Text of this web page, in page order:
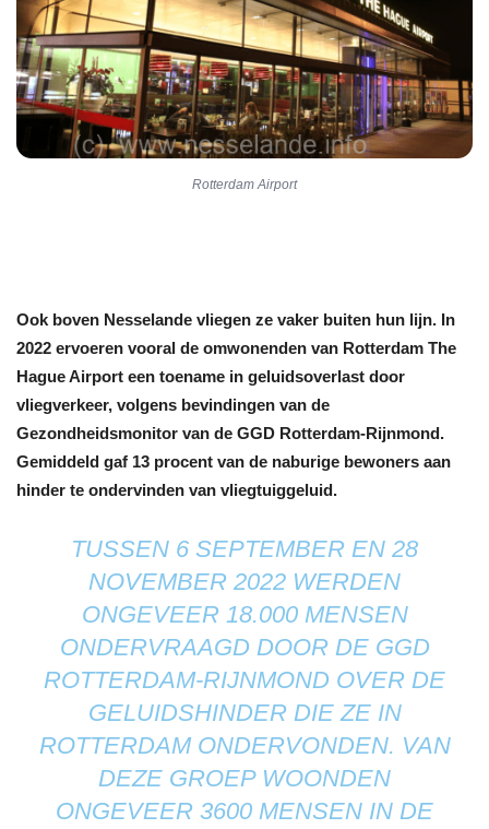
Rotterdam Airport
Ook boven Nesselande vliegen ze vaker buiten hun lijn. In
2022 ervoeren vooral de omwonenden van Rotterdam The
Hague Airport een toename in geluidsoverlast door
vliegverkeer, volgens bevindingen van de
Gezondheidsmonitor van de GGD Rotterdam-Rijnmond.
Gemiddeld gaf 13 procent van de naburige bewoners aan
hinder te ondervinden van vliegtuiggeluid.
TUSSEN 6 SEPTEMBER EN 28
NOVEMBER 2022 WERDEN
ONGEVEER 18.000 MENSEN
ONDERVRAAGD DOOR DE GGD
ROTTERDAM-RIJNMOND OVER DE
GELUIDSHINDER DIE ZE IN
ROTTERDAM ONDERVONDEN. VAN
DEZE GROEP WOONDEN
ONGEVEER 3600 MENSEN IN DE